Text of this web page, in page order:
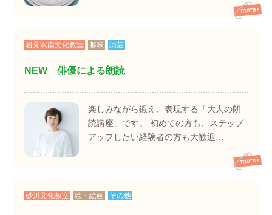
岩見沢南文化教室 趣味 演芸
NEW 俳優による朗読
楽しみながら鍛え、表現する「大人の朗
読講座」です。 初めての方も、ステップ
アップしたい経験者の方も大歓迎…
砂川文化教室 絵・絵画 その他